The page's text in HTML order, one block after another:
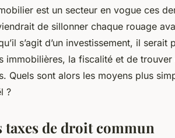
une
est un secteur en vogue ces
de sillonner chaque rouage
s’agit d’un investissement, il
immobilières, la fiscalité et de
Quels sont alors les moyens plus
?
taxes de droit commun